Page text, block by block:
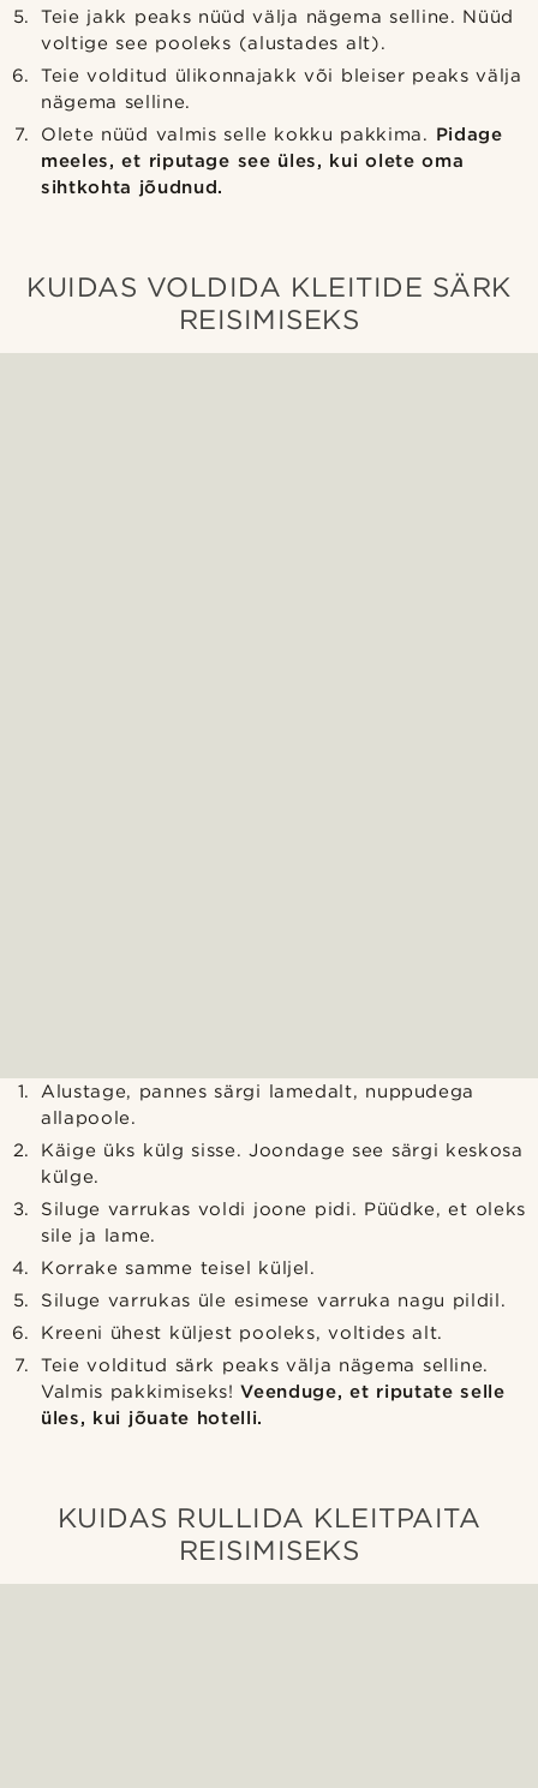
Teie jakk peaks nüüd välja nägema selline. Nüüd
voltige see pooleks (alustades alt).
Teie volditud ülikonnajakk või bleiser peaks välja
nägema selline.
Olete nüüd valmis selle kokku pakkima. Pidage
meeles, et riputage see üles, kui olete oma
sihtkohta jõudnud.
KUIDAS VOLDIDA KLEITIDE SÄRK
REISIMISEKS
Alustage, pannes särgi lamedalt, nuppudega
allapoole.
Käige üks külg sisse. Joondage see särgi keskosa
külge.
Siluge varrukas voldi joone pidi. Püüdke, et oleks
sile ja lame.
Korrake samme teisel küljel.
Siluge varrukas üle esimese varruka nagu pildil.
Kreeni ühest küljest pooleks, voltides alt.
Teie volditud särk peaks välja nägema selline.
Valmis pakkimiseks!Veenduge, et riputate selle
üles, kui jõuate hotelli.
KUIDAS RULLIDA KLEITPAITA
REISIMISEKS